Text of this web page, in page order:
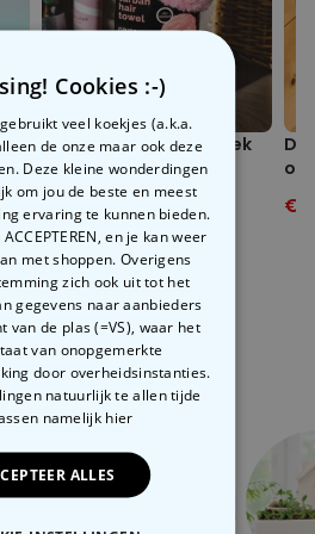
snoer
eventuele verloren haren en bijgevolg
aan hals) x 70 cm; doormeter
15,5 x 15,5 cm
gewassen worden
Haar tulband handdoek
€ 12,99€ 19,99
De
op
€
categorie
met ongewone dingen
Cookies :-)
veel koekjes (a.k.a.
de onze maar ook deze
Deze kleine wonderdingen
om jou de beste en meest
ervaring te kunnen bieden.
en je kan weer
met shoppen. Overigens
zich ook uit tot het
gegevens naar aanbieders
van de plas (=VS), waar het
van onopgemerkte
door overheidsinstanties.
natuurlijk te allen tijde
namelijk hier
ALLES